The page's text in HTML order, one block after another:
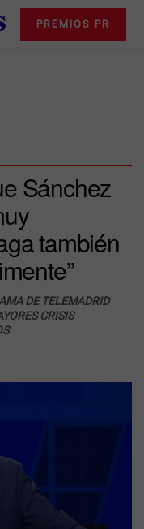
PREMIOS PR
Sánchez
también
DE TELEMADRID
CRISIS